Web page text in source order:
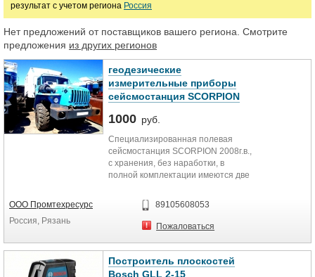
руб.
результат с учетом региона Россия
Нет предложений от поставщиков вашего региона. Смотрите
предложения из других регионов
геодезические
измерительные приборы
сейсмостанция SCORPION
1000 руб.
Специализированная полевая
сейсмостанция SCORPION 2008г.в.,
с хранения, без наработки, в
полной комплектации имеются две
600 датчиков каждая.
Эффективная ,невероятно точная ,
кабельная система сбора
работает с самыми сложными
планами съемок, через
ООО Промтехресурс
Россия, Рязань
89105608053
Пожаловаться
Построитель плоскостей
Bosch GLL 2-15